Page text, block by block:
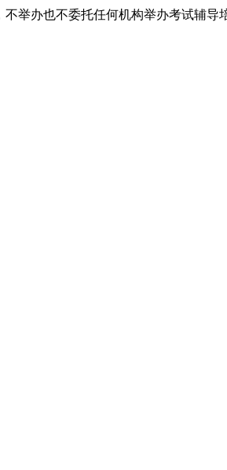
举办也不委托任何机构举办考试辅导